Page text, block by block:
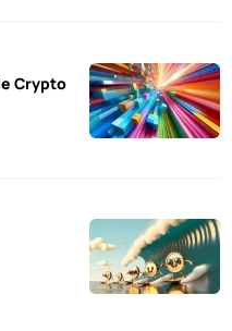
Crypto